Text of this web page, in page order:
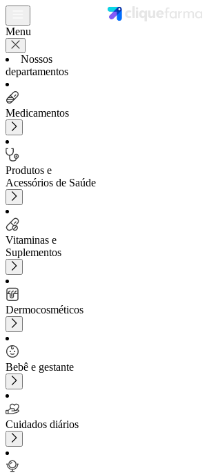
Menu
Nossos
departamentos
Medicamentos
Produtos e
Acessórios de Saúde
Vitaminas e
Suplementos
Dermocosméticos
Bebê e gestante
Cuidados diários